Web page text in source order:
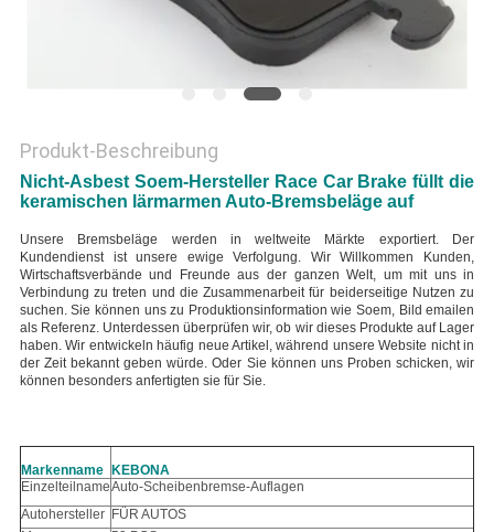
Produkt-Beschreibung
Nicht-Asbest Soem-Hersteller Race Car Brake füllt die
keramischen lärmarmen Auto-Bremsbeläge auf
Unsere Bremsbeläge werden in weltweite Märkte exportiert. Der
Kundendienst ist unsere ewige Verfolgung. Wir Willkommen Kunden,
Wirtschaftsverbände und Freunde aus der ganzen Welt, um mit uns in
Verbindung zu treten und die Zusammenarbeit für beiderseitige Nutzen zu
suchen.Sie können uns zu Produktionsinformation wie Soem, Bild emailen
als Referenz. Unterdessen überprüfen wir, ob wir dieses Produkte auf Lager
haben. Wir entwickeln häufig neue Artikel, während unsere Website nicht in
der Zeit bekannt geben würde. Oder Sie können uns Proben schicken, wir
können besonders anfertigten sie für Sie.
Markenname
KEBONA
EinzelteilnameAuto-Scheibenbremse-Auflagen
Autohersteller FÜR AUTOS